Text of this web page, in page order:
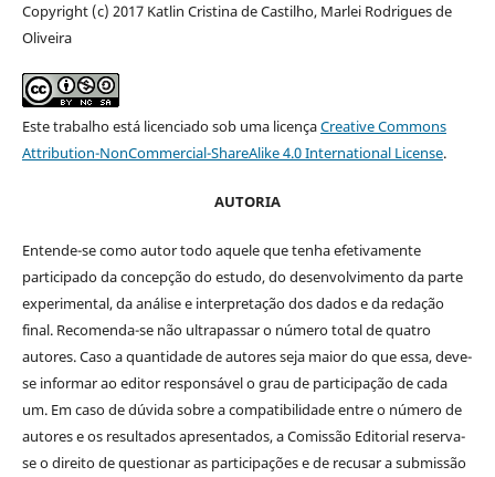
Copyright (c) 2017 Katlin Cristina de Castilho, Marlei Rodrigues de
Oliveira
Este trabalho está licenciado sob uma licençaCreative Commons
Attribution-NonCommercial-ShareAlike 4.0 International License.
AUTORIA
Entende-se como autor todo aquele que tenha efetivamente
participado da concepção do estudo, do desenvolvimento da parte
experimental, da análise e interpretação dos dados e da redação
final. Recomenda-se não ultrapassar o número total de quatro
autores. Caso a quantidade de autores seja maior do que essa, deve-
se informar ao editor responsável o grau de participação de cada
um. Em caso de dúvida sobre a compatibilidade entre o número de
autores e os resultados apresentados, a Comissão Editorial reserva-
se o direito de questionar as participações e de recusar a submissão